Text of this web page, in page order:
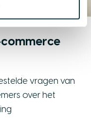
vragen van
over het